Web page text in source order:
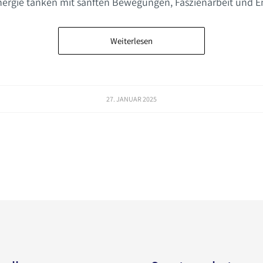
Weiterlesen
27. JANUAR 2025